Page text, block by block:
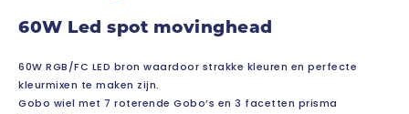
60W Led spot movinghead
60W RGB/FC LED bron waardoor strakke kleuren en perfecte
kleurmixen te maken zijn.
Gobo wiel met 7 roterende Gobo’s en 3 facetten prisma